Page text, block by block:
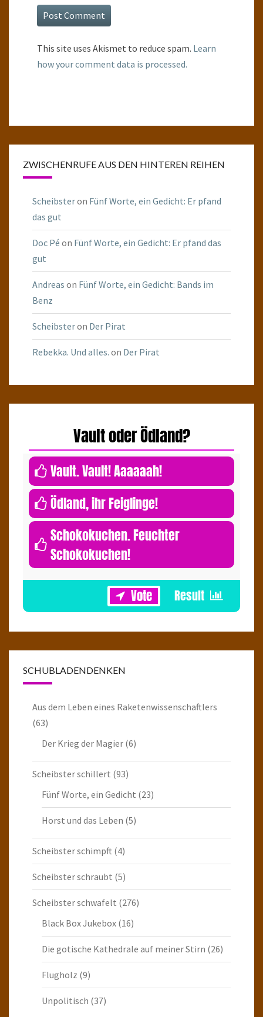
This site uses Akismet to reduce spam. Learn
how your comment data is processed.
ZWISCHENRUFE AUS DEN HINTEREN REIHEN
Scheibsteron Fünf Worte, ein Gedicht: Er pfand
das gut
Doc Pé on Fünf Worte, ein Gedicht: Er pfand das
gut
Andreas on Fünf Worte, ein Gedicht: Bands im
Benz
Scheibsteron Der Pirat
Rebekka. Und alles. on Der Pirat
Vault oder Ödland?
Vault. Vault! Aaaaaah!
Ödland, ihr Feiglinge!
Schokokuchen. Feuchter
Schokokuchen!
SCHUBLADENDENKEN
Aus dem Leben eines Raketenwissenschaftlers
(63)
Der Krieg der Magier (6)
Scheibster schillert (93)
Fünf Worte, ein Gedicht (23)
Horst und das Leben (5)
Scheibster schimpft (4)
Scheibster schraubt (5)
Scheibster schwafelt (276)
Black Box Jukebox (16)
Die gotische Kathedrale auf meiner Stirn (26)
Flugholz (9)
Unpolitisch (37)